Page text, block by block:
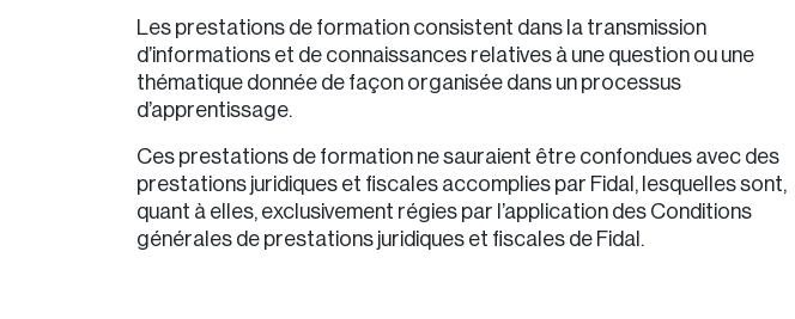
Les prestations de formation consistent dans la transmission
d’informations et de connaissances relatives à une question ou une
thématique donnée de façon organisée dans un processus
d’apprentissage.
Ces prestations de formation ne sauraient être confondues avec des
prestations juridiques et fiscales accomplies par Fidal, lesquelles sont,
quant à elles, exclusivement régies par l’application des Conditions
générales de prestations juridiques et fiscales de Fidal.